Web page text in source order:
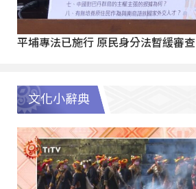
平埔專法已施行 原民身分法暫緩審查
文化小辭典